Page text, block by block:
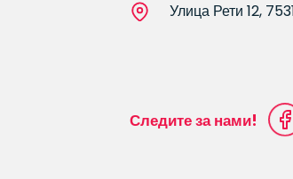
Улица Рети 12,
Следите за нами!